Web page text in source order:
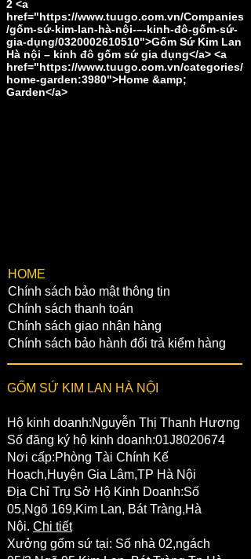
2 <a
href="https://www.tuugo.com.vn/Companies
/gốm-sứ-kim-lan-hà-nội-–-kinh-đô-gốm-sứ-
gia-dụng/0320002610510">Gốm Sứ Kim Lan
Hà nội – kinh đô gốm sứ gia dụng</a> <a
href="https://www.tuugo.com.vn/categories/
home-garden:3980">Home &amp;
Garden</a>
​HOME
Chính sách bảo mật thông tin
Chính sách thanh toán
Chính sách giao nhận hàng
Chính sách bảo hành đổi trả kiểm hàng
GỐM SỨ KIM LAN HÀ NỘI
Hộ kinh doanh:Nguyễn Thị Thanh Hương
Số đăng ký hộ kinh doanh:01J8020674
Nơi cấp:Phòng Tài Chính Kế
Hoạch,Huyện Gia Lâm,TP Hà Nội
Địa Chỉ Trụ Sở Hộ Kinh Doanh:Số
05,Ngõ 169,Kim Lan, Bát Tràng,Hà
Nội. Chi tiết
Xưởng gốm sứ tại: Số nhà 02,ngách